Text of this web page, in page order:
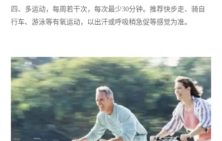
四、 多运动，每周若干次 ，每次最少30分钟。推荐快步走、骑自
行车、游泳等有氧运动，以出汗或呼吸稍急促等感觉为准。